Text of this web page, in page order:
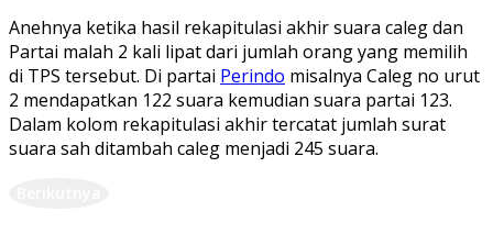
Anehnya ketika hasil rekapitulasi akhir suara caleg dan
Partai malah 2 kali lipat dari jumlah orang yang memilih
di TPS tersebut. Di partai Perindo misalnya Caleg no urut
2 mendapatkan 122 suara kemudian suara partai 123.
Dalam kolom rekapitulasi akhir tercatat jumlah surat
suara sah ditambah caleg menjadi 245 suara.